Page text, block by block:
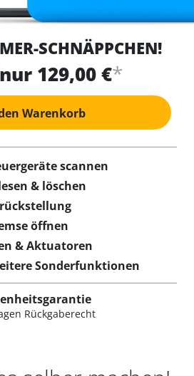
SCHNÄPPCHEN!
nur 129,00 €*
Warenkorb
scannen
& löschen
öffnen
& Aktuatoren
Sonderfunktionen
Rückgaberecht